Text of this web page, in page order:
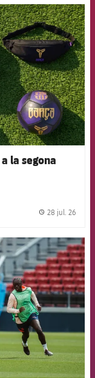
badge
la segona
28 jul. 26
badge